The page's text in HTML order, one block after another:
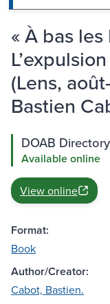
« À bas les
(Lens,
Bastien
DOAB
Available online
View online
Format:
Book
Author/Creator:
Cabot, Bastien.